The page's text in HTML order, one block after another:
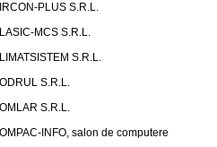
PLUS S.R.L.
MCS S.R.L.
S.R.L.
S.R.L.
S.R.L.
INFO, salon de computere